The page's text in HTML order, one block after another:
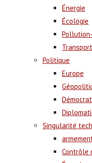
Énergie
Écologie
Transport
Politique
Europe
Singularité
Contrôle